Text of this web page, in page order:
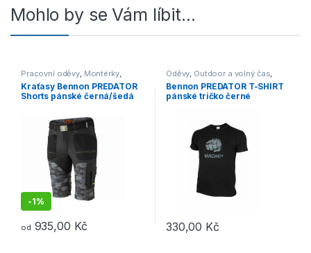
Mohlo by se Vám líbit…
Pracovní oděvy, Montérky,
Kraťasy
Kraťasy Bennon PREDATOR
Shorts pánské černá/šedá
-1%
od 935,00 Kč
Tento produkt má více variant. Možnosti lze vybrat na stránce
Oděvy, Outdoor a volný čas,
Trička
Bennon PREDATOR T-SHIRT
pánské tričko černé
330,00 Kč
Tento produkt má více